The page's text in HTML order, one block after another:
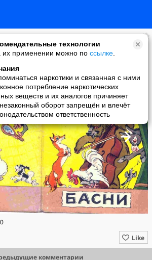
технологии
их применении можно по ссылке
наркотики и связанная с ними
потребление наркотических
веществ и их аналогов причиняет
оборот запрещён и влечёт
ответственность
Like
комментарии